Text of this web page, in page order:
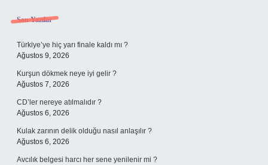
Sidebar
Son Yazılar
Türkiye’ye hiç yarı finale kaldı mı ?
Ağustos 9, 2026
Kurşun dökmek neye iyi gelir ?
Ağustos 7, 2026
CD’ler nereye atılmalıdır ?
Ağustos 6, 2026
Kulak zarının delik olduğu nasıl anlaşılır ?
Ağustos 6, 2026
Avcılık belgesi harcı her sene yenilenir mi ?